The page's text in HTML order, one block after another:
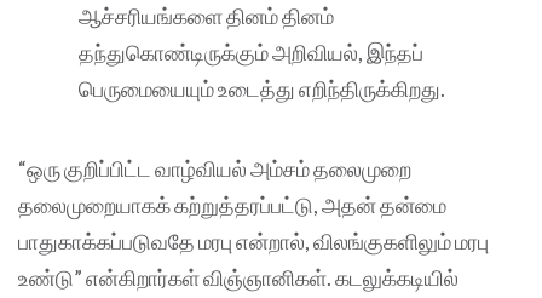
ஆச்சரியங்களை தினம் தினம்
தந்துகொண்டிருக்கும் அறிவியல், இந்தப்
பெருமையையும் உடைத்து எறிந்திருக்கிறது.
“ஒரு குறிப்பிட்ட வாழ்வியல் அம்சம் தலைமுறை
தலைமுறையாகக் கற்றுத்தரப்பட்டு, அதன் தன்மை
பாதுகாக்கப்படுவதே மரபு என்றால், விலங்குகளிலும் மரபு
உண்டு” என்கிறார்கள் விஞ்ஞானிகள். கடலுக்கடியில்